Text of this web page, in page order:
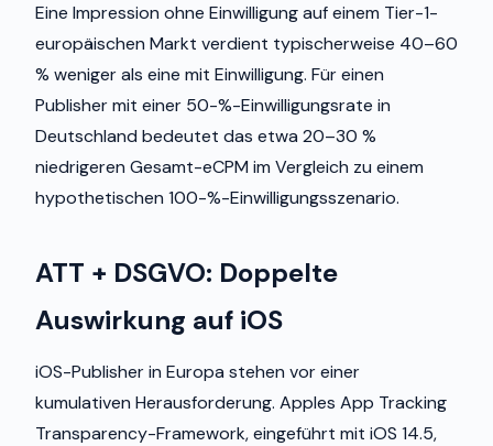
Eine Impression ohne Einwilligung auf einem Tier-1-
europäischen Markt verdient typischerweise 40–60
% weniger als eine mit Einwilligung. Für einen
Publisher mit einer 50-%-Einwilligungsrate in
Deutschland bedeutet das etwa 20–30 %
niedrigeren Gesamt-eCPM im Vergleich zu einem
hypothetischen 100-%-Einwilligungsszenario.
ATT + DSGVO: Doppelte
Auswirkung auf iOS
iOS-Publisher in Europa stehen vor einer
kumulativen Herausforderung. Apples App Tracking
Transparency-Framework, eingeführt mit iOS 14.5,